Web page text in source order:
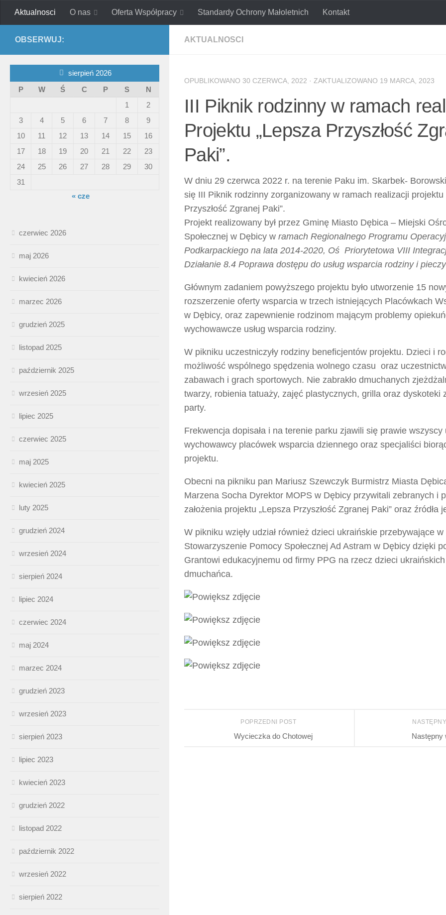
Skip to content
Ad Astram Stowarzyszenie Pomocy Społecznej
Aktualnosci O nas Oferta Współpracy Standardy Ochrony Małoletnich Kontakt
AKTUALNOSCI
OPUBLIKOWANO 30 CZERWCA, 2022 · ZAKTUALIZOWANO 19 MARCA, 2023
III Piknik rodzinny w ramach
Projektu „Lepsza Przyszłość
Paki”.
W dniu 29 czerwca 2022 r. na terenie Paku im. Skarbek-
się III Piknik rodzinny zorganizowany w ramach realizacji projektu
Przyszłość Zgranej Paki”.
Projekt realizowany był przez Gminę Miasto Dębica – Miejski
Społecznej w Dębicy w ramach Regionalnego Programu
Podkarpackiego na lata 2014-2020, Oś Priorytetowa VIII
Działanie 8.4 Poprawa dostępu do usług wsparcia rodziny i
Głównym zadaniem powyższego projektu było utworzenie 15
rozszerzenie oferty wsparcia w trzech istniejących Placówkach
w Dębicy, oraz zapewnienie rodzinom mającym problemy
wychowawcze usług wsparcia rodziny.
W pikniku uczestniczyły rodziny beneficjentów projektu. Dzieci i
możliwość wspólnego spędzenia wolnego czasu oraz
zabawach i grach sportowych. Nie zabrakło dmuchanych
twarzy, robienia tatuaży, zajęć plastycznych, grilla oraz dyskoteki
party.
Frekwencja dopisała i na terenie parku zjawili się prawie
wychowawcy placówek wsparcia dziennego oraz specjaliści
projektu.
Obecni na pikniku pan Mariusz Szewczyk Burmistrz Miasta
Marzena Socha Dyrektor MOPS w Dębicy przywitali zebranych i
założenia projektu „Lepsza Przyszłość Zgranej Paki” oraz źródła
W pikniku wzięły udział również dzieci ukraińskie przebywające w
Stowarzyszenie Pomocy Społecznej Ad Astram w Dębicy dzięki
Grantowi edukacyjnemu od firmy PPG na rzecz dzieci ukraińskich
dmuchańca.
Następny
POPRZEDNI POST
Wycieczka do Chotowej
OBSERWUJ:
sierpień 2026
P
W Ś C P S
N
1
2
3
4 5 6 7 8
9
10
11 12 13 14 15
16
17
18 19 20 21 22
23
24
25 26 27 28 29
30
31
« cze
czerwiec 2026
maj 2026
kwiecień 2026
marzec 2026
grudzień 2025
listopad 2025
październik 2025
wrzesień 2025
lipiec 2025
czerwiec 2025
maj 2025
kwiecień 2025
luty 2025
grudzień 2024
wrzesień 2024
sierpień 2024
lipiec 2024
czerwiec 2024
maj 2024
marzec 2024
grudzień 2023
wrzesień 2023
sierpień 2023
lipiec 2023
kwiecień 2023
grudzień 2022
listopad 2022
październik 2022
wrzesień 2022
sierpień 2022